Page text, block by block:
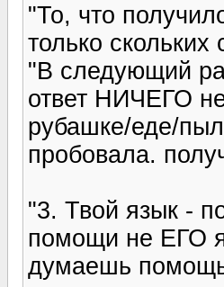
"То, что
только
"В следующий
ответ НИЧЕГО
рубашке/еде/
пробовала.
"3. Твой язык -
помощи не ЕГО
думаешь